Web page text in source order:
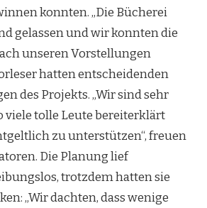
konnten. „Die Bücherei
gelassen und wir konnten die
unseren Vorstellungen
hatten entscheidenden
des Projekts. „Wir sind sehr
viele tolle Leute bereiterklärt
zu unterstützen“, freuen
Die Planung lief
trotzdem hatten sie
„Wir dachten, dass wenige